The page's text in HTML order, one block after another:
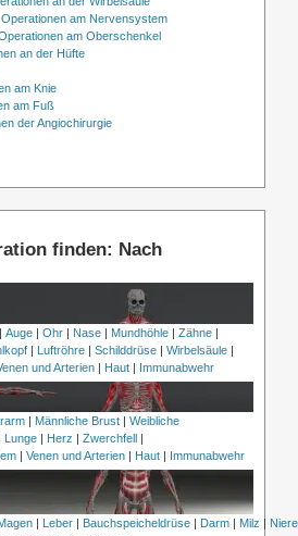
am Nervensystem
am Oberschenkel
an der Hüfte
am Knie
am Fuß
der Angiochirurgie
finden: Nach
Auge| Ohr| Nase| Mundhöhle| Zähne|
| Luftröhre| Schilddrüse| Wirbelsäule|
und Arterien | Haut | Immunabwehr
| Männliche Brust| Weibliche
Lunge| Herz Zwerchfell
Venen und Arterien Haut Immunabwehr
| Leber| Bauchspeicheldrüse| Darm| Milz